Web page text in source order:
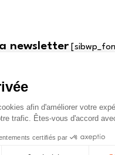
newsletter
AFPG, tous droits
DE PROTECTION DES
MENTIONS LÉGALES